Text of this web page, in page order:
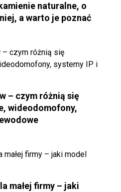
naturalne, o
a warto je poznać
– czym różnią się
wideodomofony,
małej firmy – jaki